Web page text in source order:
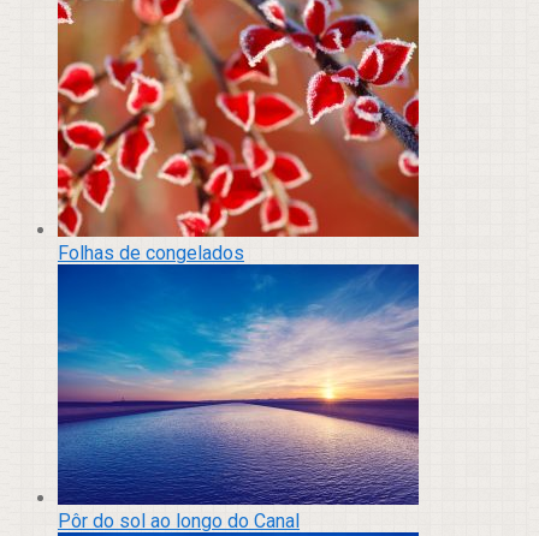
Folhas de congelados
Pôr do sol ao longo do Canal